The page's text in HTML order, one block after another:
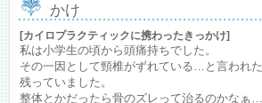
かけ
[カイロプラクティックに携わったきっかけ]
私は小学生の頃から頭痛持ちでした。
その一因として頸椎がずれている…と言われ
残っていました。
整体とかだったら骨のズレって治るのかなぁ